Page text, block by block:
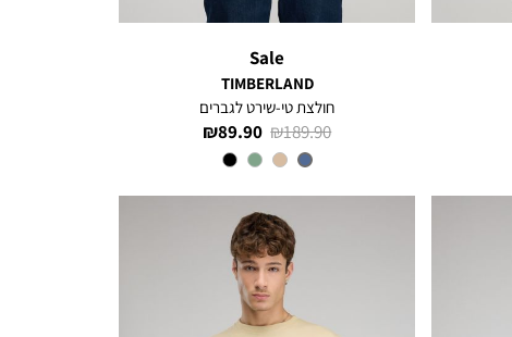
Sale
TIMBERLAND
חולצת טי-שירט לגברים
מחיר
מוצר
89.90 ₪
מחיר
רגיל
189.90 ₪
צבע
DARK